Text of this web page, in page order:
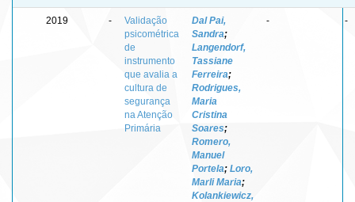
2019 -
Validação
psicométrica
de
instrumento
que avalia a
cultura de
segurança
na Atenção
Primária
Dal Pai,
Sandra;
Langendorf,
Tassiane
Ferreira;
Rodrigues,
Maria
Cristina
Soares;
Romero,
Manuel
Portela; Loro,
Marli Maria;
Kolankiewicz,
- -